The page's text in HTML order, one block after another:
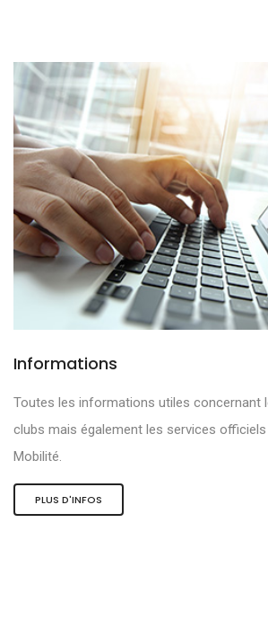
Informations
Toutes les informations utiles concernant
clubs mais également les services officiels
Mobilité.
PLUS D'INFOS